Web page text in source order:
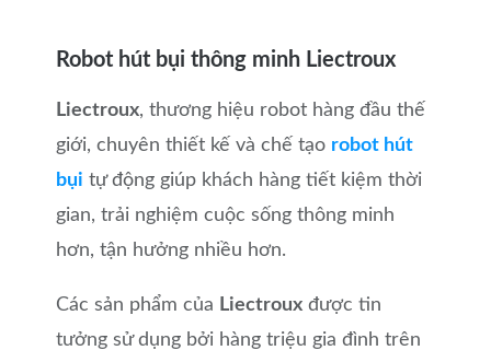
Robot hút bụi thông minh Liectroux
Liectroux, thương hiệu robot hàng đầu thế
giới, chuyên thiết kế và chế tạo robot hút
bụi tự động giúp khách hàng tiết kiệm thời
gian, trải nghiệm cuộc sống thông minh
hơn, tận hưởng nhiều hơn.
Các sản phẩm của Liectroux được tin
tưởng sử dụng bởi hàng triệu gia đình trên